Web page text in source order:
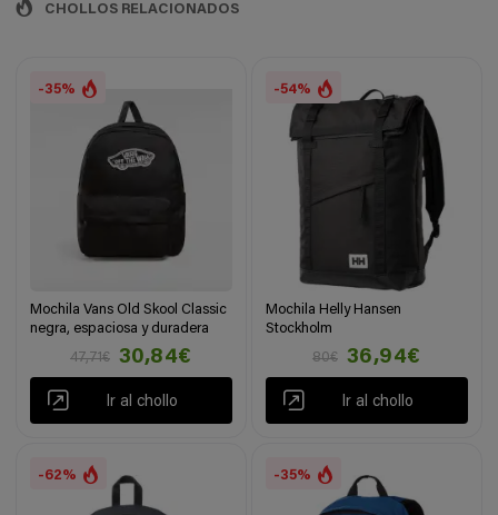
CHOLLOS RELACIONADOS
-35%
Mochila Vans Old Skool Classic
negra, espaciosa y duradera
47,71€
30,84€
Ir al chollo
-54%
Mochila Helly Hansen
Stockholm
80€
36,94€
Ir al chollo
-62% -35%